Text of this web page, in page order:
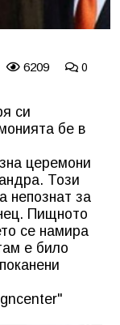
6209 0
си
бе в
церемони
Този
непознат за
Пищното
се намира
е било